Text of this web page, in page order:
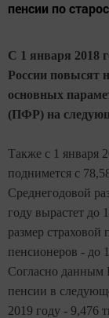
пенсии по
С 1 января 2018
России повысят
основных
(ПФР) на
Также с 1 января
поднимется с
Среднегодовой
году вырастет до
размер
пенсионеров - до
Согласно данным
пенсии в
2019 году - 9,476